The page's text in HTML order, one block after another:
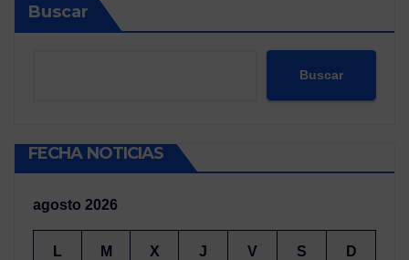
Buscar
Buscar
FECHA NOTICIAS
agosto 2026
L M X J V S D